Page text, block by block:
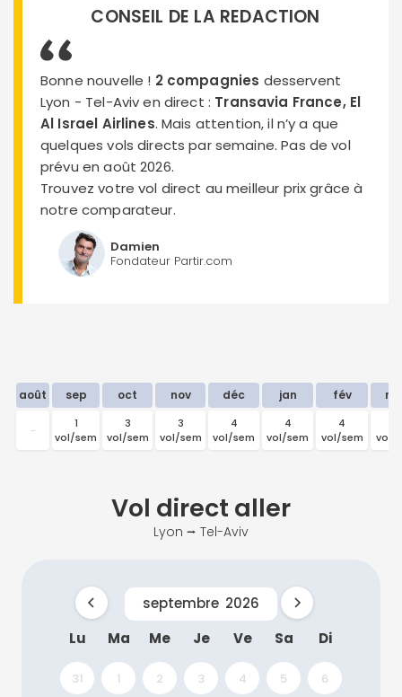
CONSEIL DE LA REDACTION
Bonne nouvelle ! 2 compagnies desservent
Lyon - Tel-Aviv en direct : Transavia France, El
Al Israel Airlines. Mais attention, il n’y a que
quelques vols directs par semaine. Pas de vol
prévu en août 2026.
Trouvez votre vol direct au meilleur prix grâce à
notre comparateur.
Damien
Fondateur Partir.com
août sep oct nov déc jan fév
-
1
vol/sem
3
vol/sem
3
vol/sem
4
vol/sem
4
vol/sem
4
vol/sem
vol/
Vol direct aller
Lyon ⭢ Tel-Aviv
septembre 2026
Lu
Ma Me Je Ve Sa Di
31 1 2 3 4 5 6